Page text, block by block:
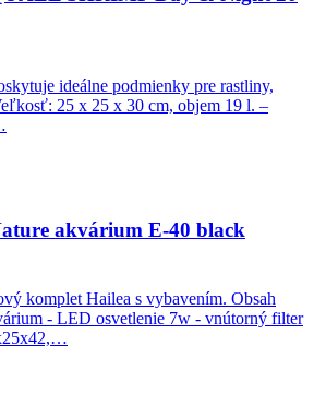
ideálne podmienky pre rastliny,
25 x 25 x 30 cm, objem 19 l. –
akvárium E-40 black
komplet Hailea s vybavením. Obsah
- LED osvetlenie 7w - vnútorný filter